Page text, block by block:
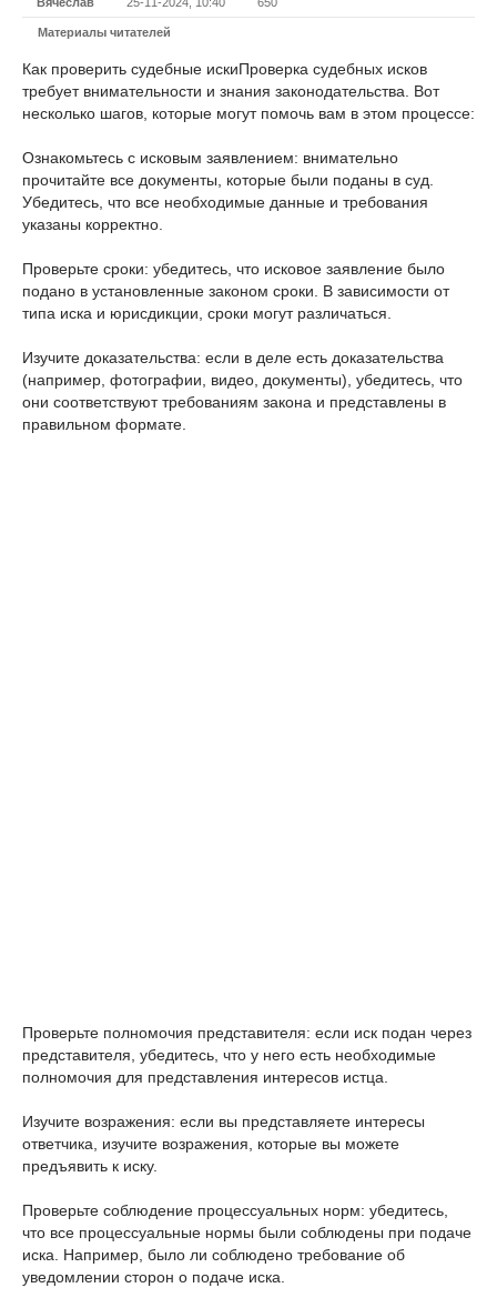
Материалы читателей
Как проверить судебные искиПроверка судебных исков
требует внимательности и знания законодательства. Вот
несколько шагов, которые могут помочь вам в этом процессе:
Ознакомьтесь с исковым заявлением: внимательно
прочитайте все документы, которые были поданы в суд.
Убедитесь, что все необходимые данные и требования
указаны корректно.
Проверьте сроки: убедитесь, что исковое заявление было
подано в установленные законом сроки. В зависимости от
типа иска и юрисдикции, сроки могут различаться.
Изучите доказательства: если в деле есть доказательства
(например, фотографии, видео, документы), убедитесь, что
они соответствуют требованиям закона и представлены в
правильном формате.
Проверьте полномочия представителя: если иск подан через
представителя, убедитесь, что у него есть необходимые
полномочия для представления интересов истца.
Изучите возражения: если вы представляете интересы
ответчика, изучите возражения, которые вы можете
предъявить к иску.
Проверьте соблюдение процессуальных норм: убедитесь,
что все процессуальные нормы были соблюдены при подаче
иска. Например, было ли соблюдено требование об
уведомлении сторон о подаче иска.